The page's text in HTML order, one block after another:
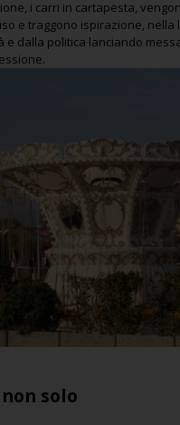
i carri in cartapesta,
e traggono ispirazione,
e dalla politica lanciando
solo